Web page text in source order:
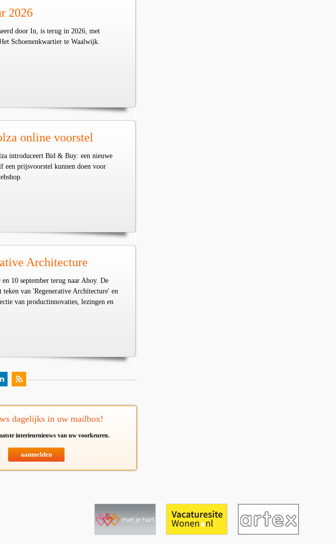
2026
door In, is terug in 2026, met
Schoenenkwartier te Waalwijk.
online voorstel
introduceert Bid & Buy: een nieuwe
een prijsvoorstel kunnen doen voor
Architecture
10 september terug naar Ahoy. De
teken van 'Regenerative Architecture' en
van productinnovaties, lezingen en
dagelijks in uw mailbox!
interieurnieuws van uw voorkeuren.
aanmelden